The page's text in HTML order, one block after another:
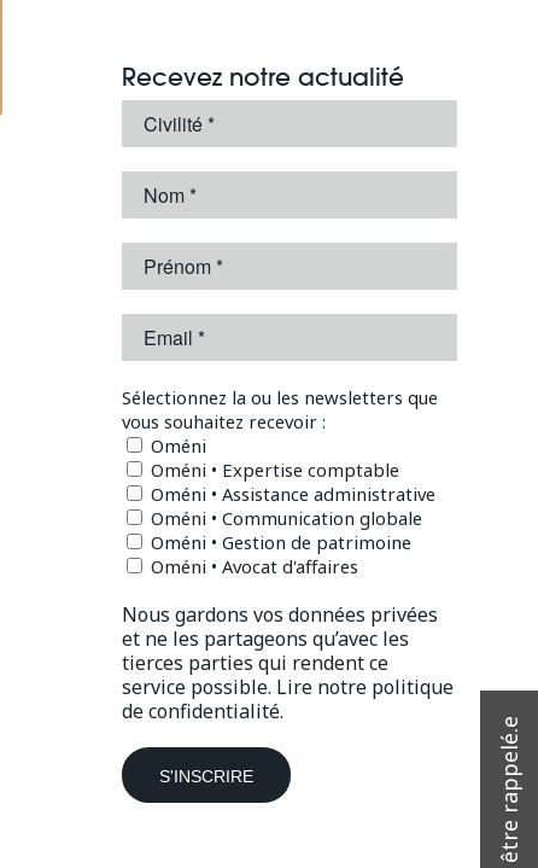
Recevez notre actualité
Sélectionnez la ou les newsletters que
vous souhaitez recevoir :
Oméni
Oméni • Expertise comptable
Oméni • Assistance administrative
Oméni • Communication globale
Oméni • Gestion de patrimoine
Oméni • Avocat d'affaires
Nous gardons vos données privées
et ne les partageons qu’avec les
tierces parties qui rendent ce
service possible. Lire notre politique
de confidentialité.